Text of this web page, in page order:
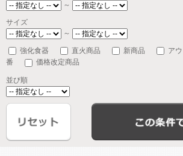
～
サイズ
～
強化食器 直火商品 新商品 ア
番
価格改定商品
並び順